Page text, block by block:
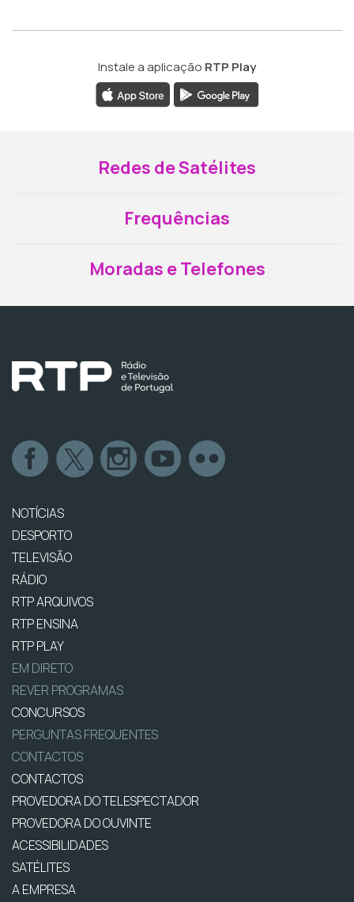
Instale a aplicação RTP Play
Redes de Satélites
Frequências
Moradas e Telefones
NOTÍCIAS
DESPORTO
TELEVISÃO
RÁDIO
RTP ARQUIVOS
RTP ENSINA
RTP PLAY
EM DIRETO
REVER PROGRAMAS
CONCURSOS
PERGUNTAS FREQUENTES
CONTACTOS
CONTACTOS
PROVEDORA DO TELESPECTADOR
PROVEDORA DO OUVINTE
ACESSIBILIDADES
SATÉLITES
A EMPRESA